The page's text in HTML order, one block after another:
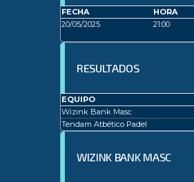
FECHA HORA
20/05/2025
21:00
RESULTADOS
EQUIPO
Wizink Bank Masc
Tendam Atbético Padel
WIZINK BANK MASC